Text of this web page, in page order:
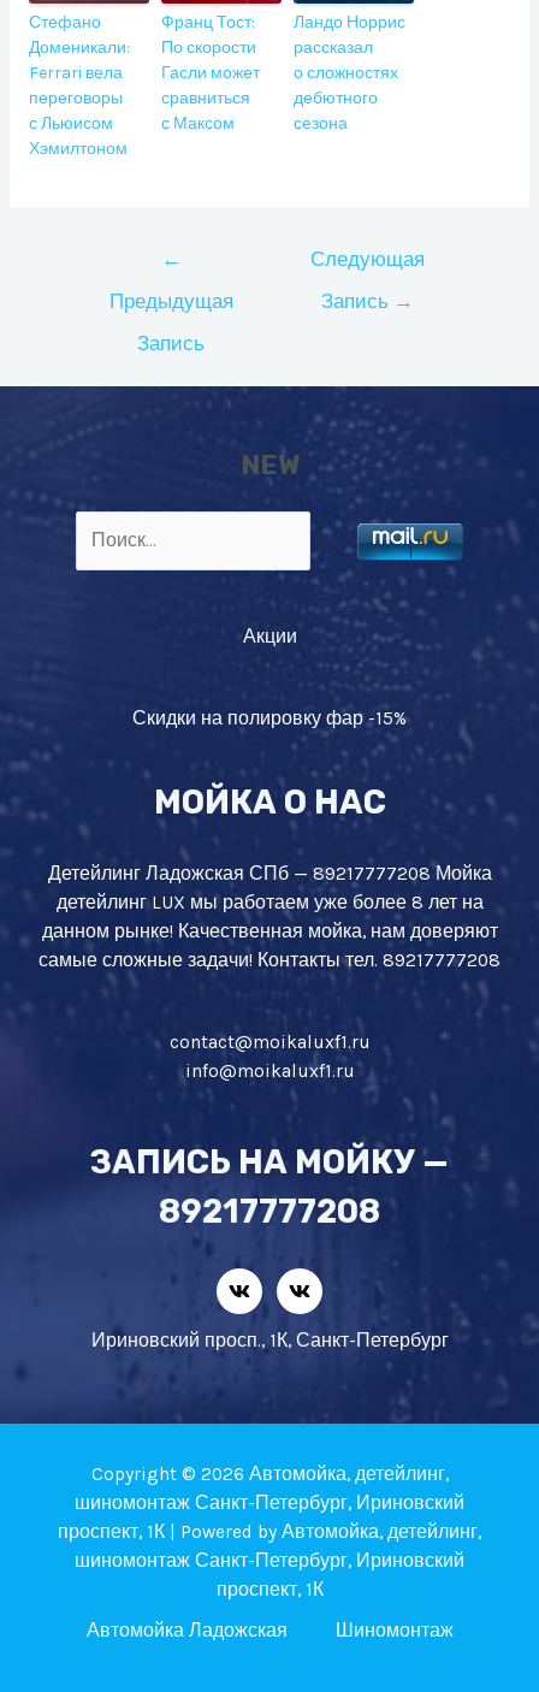
Стефано
Доменикали:
Ferrari вела
переговоры
с Льюисом
Хэмилтоном
Франц Тост:
По скорости
Гасли может
сравниться
с Максом
Ландо Норрис
рассказал
о сложностях
дебютного
сезона
записям
←
Предыдущая
Запись
Следующая
Запись →
NEW
Акции
Скидки на полировку фар -15%
МОЙКА О НАС
Детейлинг Ладожская СПб — 89217777208 Мойка
детейлинг LUX мы работаем уже более 8 лет на
данном рынке! Качественная мойка, нам доверяют
самые сложные задачи! Контакты тел. 89217777208
contact@moikaluxf1.ru
info@moikaluxf1.ru
ЗАПИСЬ НА МОЙКУ —
89217777208
Ириновский просп., 1К, Санкт-Петербург
Copyright © 2026 Автомойка, детейлинг,
шиномонтаж Санкт-Петербург, Ириновский
проспект, 1К | Powered by Автомойка, детейлинг,
шиномонтаж Санкт-Петербург, Ириновский
проспект, 1К
Автомойка Ладожская
Шиномонтаж